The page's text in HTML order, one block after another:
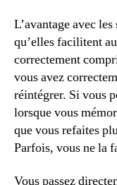
L’avantage avec
qu’elles facilitent
correctement
vous avez
réintégrer. Si vous
lorsque vous
que vous refaites
Parfois, vous ne la
Vous passez